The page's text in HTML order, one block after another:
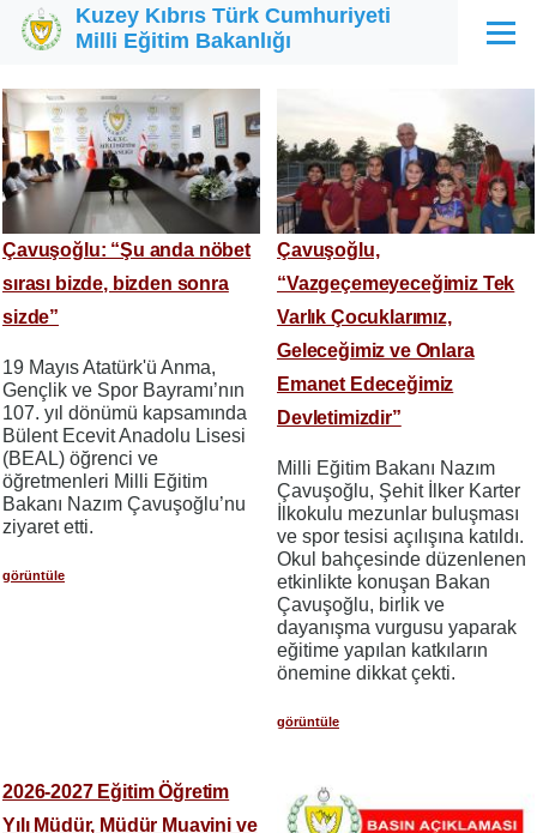
Ana içeriğe atla
Kuzey Kıbrıs Türk Cumhuriyeti
Milli Eğitim Bakanlığı
Menü
Çavuşoğlu: “Şu anda nöbet
sırası bizde, bizden sonra
sizde”
19 Mayıs Atatürk'ü Anma,
Gençlik ve Spor Bayramı’nın
107. yıl dönümü kapsamında
Bülent Ecevit Anadolu Lisesi
(BEAL) öğrenci ve
öğretmenleri Milli Eğitim
Bakanı Nazım Çavuşoğlu’nu
ziyaret etti.
görüntüle
Çavuşoğlu,
“Vazgeçemeyeceğimiz Tek
Varlık Çocuklarımız,
Geleceğimiz ve Onlara
Emanet Edeceğimiz
Devletimizdir”
Milli Eğitim Bakanı Nazım
Çavuşoğlu, Şehit İlker Karter
İlkokulu mezunlar buluşması
ve spor tesisi açılışına katıldı.
Okul bahçesinde düzenlenen
etkinlikte konuşan Bakan
Çavuşoğlu, birlik ve
dayanışma vurgusu yaparak
eğitime yapılan katkıların
önemine dikkat çekti.
görüntüle
2026-2027 Eğitim Öğretim
Yılı Müdür, Müdür Muavini ve